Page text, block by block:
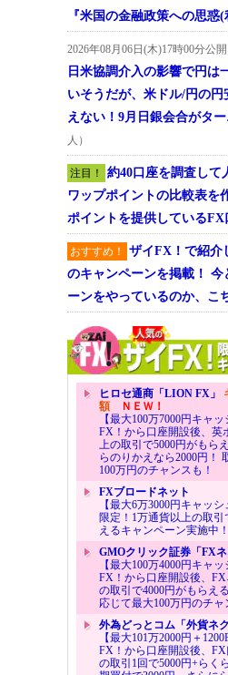
『米国の金融政策への思惑
2026年08月06日(木)17時00分公開
日米協調介入の影響で円は
いそうだが、米ドル/円の
えない！9月日銀会合がタ
人）
注目！
約40口座を調査して
ワップポイントの比較表を
ポイントを提供しているFX
おすすめ！
ザイFX！で紹介
のキャンペーンを掲載！
ーンをやっているのか、こ
ヒロセ通商「LION FX」
額ＮＥＷ！
【最大100万7000円キャ
FX！から口座開設後、英
上の取引で5000円がもら
らのりかえなら2000円！
100万円のチャンスも！
FXブロードネット
【最大6万3000円キャッ
限定！1万通貨以上の取引
えるキャンペーン実施中！
GMOクリック証券「FXネ
【最大100万4000円キャ
FX！から口座開設後、
の取引で4000円がもらえ
応じて最大100万円のチャ
外為どっとコム「外貨ネ
【最大101万2000円＋
FX！から口座開設後、
の取引1回で5000円+らく